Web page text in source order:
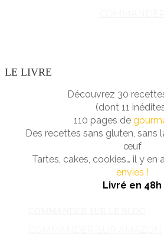
LE LIVRE
Découvrez 30
(dont 11
110 pages de
Des recettes sans gluten, sans
œuf
Tartes, cakes, cookies… il y en
envies !
Livré en 48h